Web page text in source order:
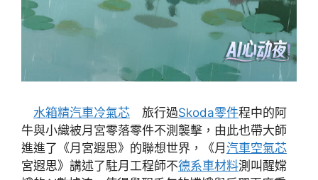
水箱精汽車冷氣芯 旅行過Skoda零件程中的阿
牛與小織被月宮零落零件不測襲擊，由此也帶大師
進進了《月宮遐思》的聯想世界，《月 汽車空氣芯
宮遐思》講述了駐月工程師不德系車材料測叫醒嫦